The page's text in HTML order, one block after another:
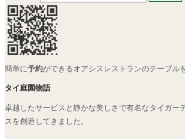
簡単に予約ができるオアシスレストランのテーブル
タイ庭園物語
卓越したサービスと静かな美しさで有名なタイガ
スを創造してきました。